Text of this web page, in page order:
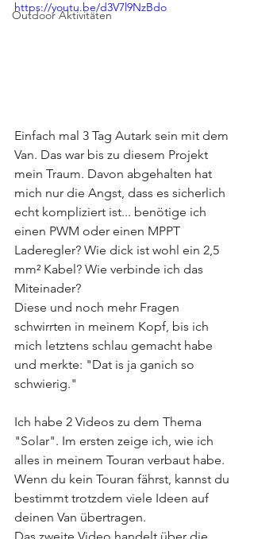
Outdoor Aktivitäten
https://youtu.be/d3V7l9NzBdo
Einfach mal 3 Tag Autark sein mit dem
Van. Das war bis zu diesem Projekt
mein Traum. Davon abgehalten hat
mich nur die Angst, dass es sicherlich
echt kompliziert ist... benötige ich
einen PWM oder einen MPPT
Laderegler? Wie dick ist wohl ein 2,5
mm² Kabel? Wie verbinde ich das
Miteinader?
Diese und noch mehr Fragen
schwirrten in meinem Kopf, bis ich
mich letztens schlau gemacht habe
und merkte: "Dat is ja ganich so
schwierig."
Ich habe 2 Videos zu dem Thema
"Solar". Im ersten zeige ich, wie ich
alles in meinem Touran verbaut habe.
Wenn du kein Touran fährst, kannst du
bestimmt trotzdem viele Ideen auf
deinen Van übertragen.